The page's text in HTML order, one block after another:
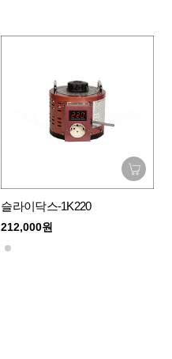
슬라이닥스-1K220
212,000원